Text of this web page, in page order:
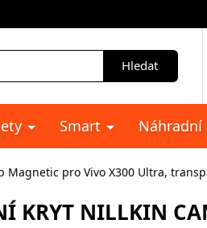
Hledat
Smart Náhradní
Magnetic pro Vivo X300 Ultra,
KRYT NILLKIN